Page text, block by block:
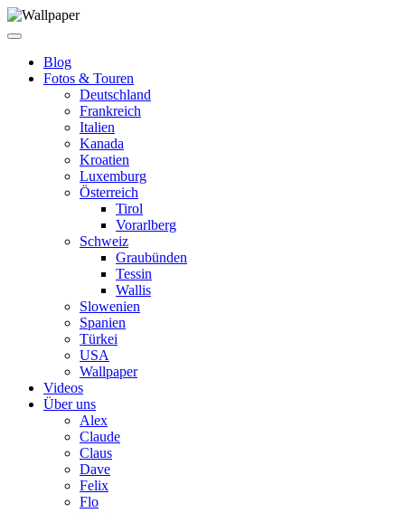
Blog
Fotos & Touren
Deutschland
Frankreich
Italien
Kanada
Kroatien
Luxemburg
Österreich
Tirol
Vorarlberg
Schweiz
Graubünden
Tessin
Wallis
Slowenien
Spanien
Türkei
USA
Wallpaper
Videos
Über uns
Alex
Claude
Claus
Dave
Felix
Flo